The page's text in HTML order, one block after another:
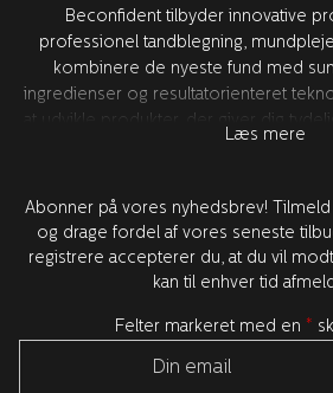
Beconfident tilbyder innovative
professionel tandblegning,
kombinere de nyeste fund med
ingredienser og resultatorienteret
at udvikle produkter, der giver dig
verdens førende forskningspartnere i
testet og godkendt af
Læs mere
Abonner på vores nyhedsbrev!
og drage fordel af vores seneste
registrere accepterer du, at du vil
kan til enhver tid
Felter markeret med en *